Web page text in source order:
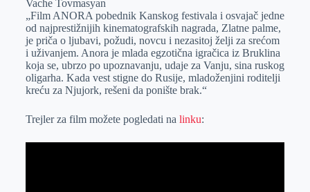
Vache Tovmasyan
„Film ANORA pobednik Kanskog festivala i osvajač jedne
od najprestižnijih kinematografskih nagrada, Zlatne palme,
je priča o ljubavi, požudi, novcu i nezasitoj želji za srećom
i uživanjem. Anora je mlada egzotična igračica iz Bruklina
koja se, ubrzo po upoznavanju, udaje za Vanju, sina ruskog
oligarha. Kada vest stigne do Rusije, mladoženjini roditelji
kreću za Njujork, rešeni da ponište brak.“
Trejler za film možete pogledati na linku: